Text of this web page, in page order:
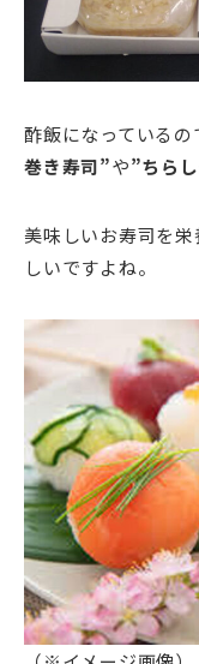
酢飯になっている
巻き寿司”や”ちら
美味しいお寿司を
しいですよね。